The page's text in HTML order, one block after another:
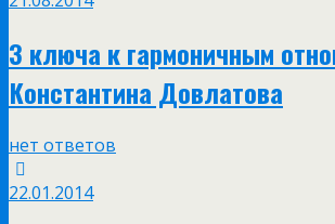
3 ключа к гармоничным
Константина Довлатова
нет ответов
22.01.2014